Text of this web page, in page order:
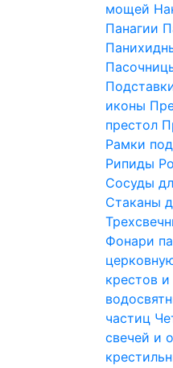
мощей
Панагии
иконы
престол
Рамки
Рипиды
Сосуды
Стаканы
Фонари
крестов и
частиц
свечей и